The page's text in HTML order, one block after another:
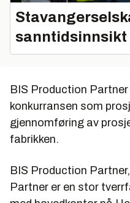
BIS Production
konkurransen som
gjennomføring av
fabrikken.
BIS Production
Partner er en stor